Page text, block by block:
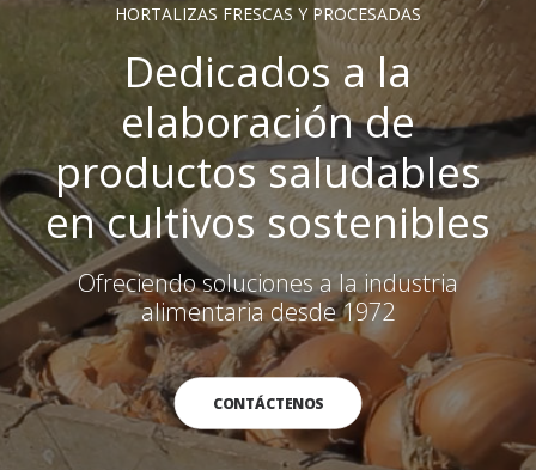
HORTALIZAS FRESCAS Y PROCESADAS
Dedicados a la
elaboración de
productos saludables
en cultivos sostenibles
Ofreciendo soluciones a la industria
alimentaria desde 1972
CONTÁCTENOS